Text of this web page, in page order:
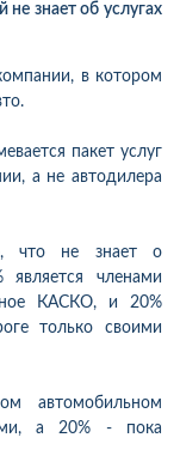
не знает об услугах
в котором
пакет услуг
а не автодилера
что не знает о
членами
КАСКО, и 20%
только своими
автомобильном
а 20% - пока